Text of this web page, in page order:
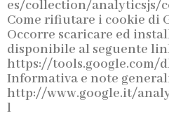
es/collection/analyticsjs/
Come rifiutare i cookie di
Occorre scaricare ed
disponibile al seguente
https://tools.google.com/
Informativa e note
http://www.google.it/
l